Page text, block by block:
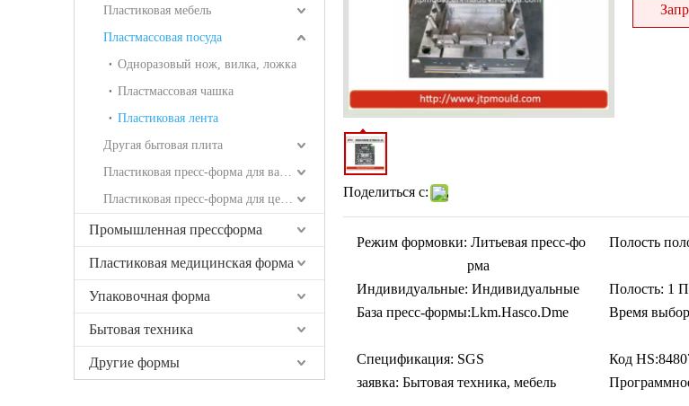
Пластиковая мебель
Пластмассовая посуда
Одноразовый нож, вилка, ложка
Пластмассовая чашка
Пластиковая лента
Другая бытовая плита
Пластиковая пресс-форма для ванных комнат
Пластиковая пресс-форма для целей логистики
Промышленная прессформа
Пластиковая медицинская форма
Упаковочная форма
Бытовая техника
Другие формы
Поделиться с:
Режим формовки: Литьевая пресс-фо
рма
Полость
Индивидуальные: Индивидуальные Полость: 1
База пресс-формы:Lkm.Hasco.Dme Время
Спецификация: SGS Код HS:
заявка: Бытовая техника, мебель